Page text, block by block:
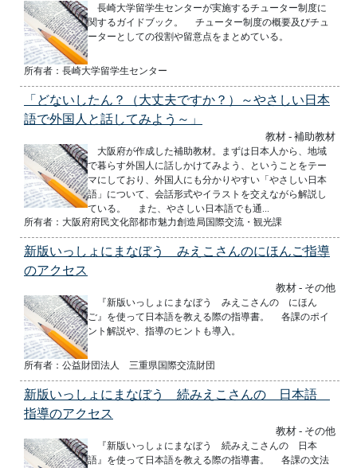
長崎大学留学生センターが実施するチューター制度に
関するガイドブック。 チューター制度の概要及びチュ
ーターとしての役割や留意点をまとめている。
所有者：長崎大学留学生センター
「どないしたん？（大丈夫ですか？）～やさしい日本
語で外国人と話してみよう～」
教材 - 補助教材
大阪府が作成した補助教材。まずは日本人から、地域
で暮らす外国人に話しかけてみよう、ということをテー
マにしており、外国人にも分かりやすい「やさしい日本
語」について、会話形式やイラストを交えながら解説し
ている。 また、やさしい日本語でも通...
所有者：大阪府府民文化部都市魅力創造局国際交流・観光課
新版いっしょにまなぼう みえこさんのにほんご指導
のアクセス
教材 - その他
『新版いっしょにまなぼう みえこさんの にほん
ご』を使って日本語を教える際の指導書。 各課のポイ
ント解説や、指導のヒントも導入。
所有者：公益財団法人 三重県国際交流財団
新版いっしょにまなぼう 続みえこさんの 日本語
指導のアクセス
教材 - その他
『新版いっしょにまなぼう 続みえこさんの 日本
語』を使って日本語を教える際の指導書。 各課の文法